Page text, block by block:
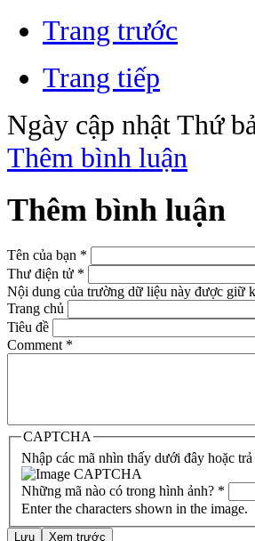
Trang trước
Trang tiếp
Ngày cập nhật Thứ
Thêm bình luận
Thêm bình luận
Tên của bạn *
Thư điện tử *
Nội dung của trường dữ liệu này được giữ
Trang chủ
Tiêu đề
Comment *
CAPTCHA
Nhập các mã nhìn thấy dưới đây hoặc
Những mã nào có trong hình ảnh? *
Enter the characters shown in the image.